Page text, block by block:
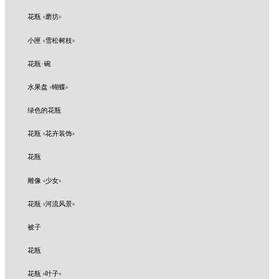
花瓶 «磨坊»
小匣 «雪松树枝»
花瓶-碗
水果盘 «蝴蝶»
绿色的花瓶
花瓶 «花卉装饰»
花瓶
雕像 «少女»
花瓶 «河流风景»
被子
花瓶
花瓶 «叶子»